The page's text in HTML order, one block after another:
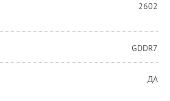
2602
GDDR7
ДА